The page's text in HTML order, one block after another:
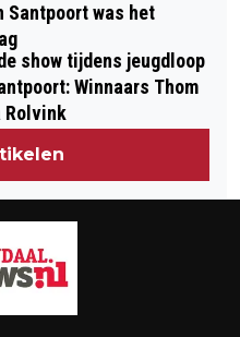
Santpoort was het
show tijdens jeugdloop
Winnaars Thom
Rolvink